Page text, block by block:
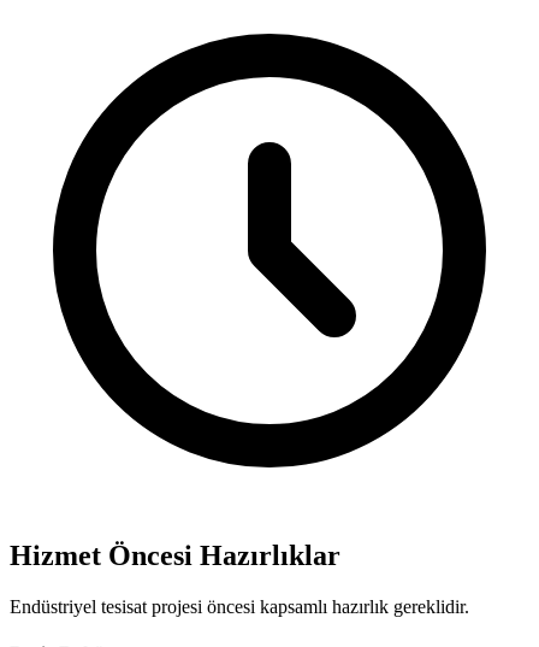
Hizmet Öncesi Hazırlıklar
Endüstriyel tesisat projesi öncesi kapsamlı hazırlık gereklidir.